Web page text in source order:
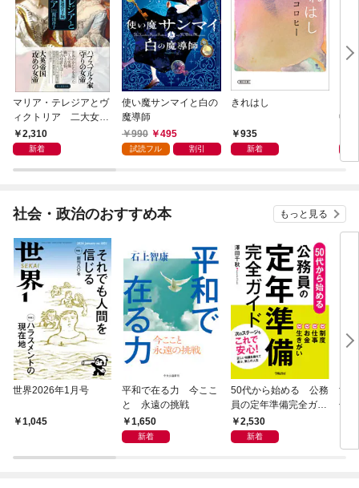
マリア・テレジアとヴ
ィクトリア 二大女帝
の国家運営手腕
2,310
新着
使い魔サンマイと白の
魔導師
990
495
試読フル 割引
きれはし
935
新着
中
術
社会・政治のおすすめ本 もっと見る
世界2026年1月号
1,045
平和で在る力 今ここ
と 永遠の挑戦
1,650
新着
50代から始める 公務
員の定年準備完全ガイ
ド2,530
新着
世
化